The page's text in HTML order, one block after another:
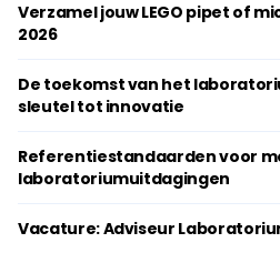
Verzamel jouw LEGO pipet of
2026
De toekomst van het
sleutel tot innovatie
Referentiestandaarden voor
laboratoriumuitdagingen
Vacature: Adviseur